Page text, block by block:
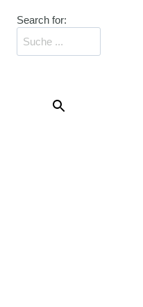
Search for: